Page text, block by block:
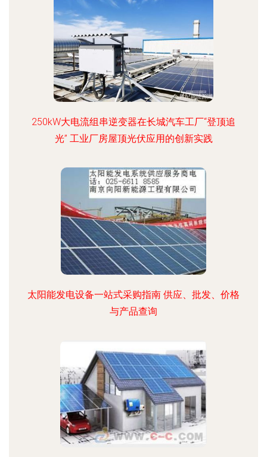
250kW大电流组串逆变器在长城汽车工厂“登顶追
光” 工业厂房屋顶光伏应用的创新实践
太阳能发电设备一站式采购指南 供应、批发、价格
与产品查询